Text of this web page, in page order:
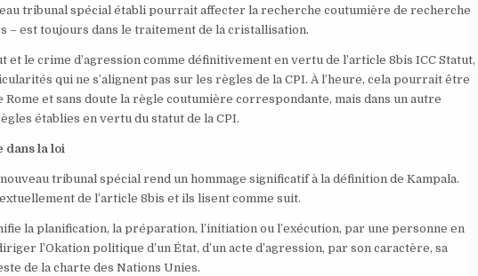
tribunal spécial établi pourrait affecter la recherche coutumière de recherche
– est toujours dans le traitement de la cristallisation.
et le crime d’agression comme définitivement en vertu de l’article 8bis ICC Statut,
qui ne s’alignent pas sur les règles de la CPI. À l’heure, cela pourrait être
et sans doute la règle coutumière correspondante, mais dans un autre
établies en vertu du statut de la CPI.
dans la loi
tribunal spécial rend un hommage significatif à la définition de Kampala.
de l’article 8bis et ils lisent comme suit.
la planification, la préparation, l’initiation ou l’exécution, par une personne en
l’Okation politique d’un État, d’un acte d’agression, par son caractère, sa
de la charte des Nations Unies.